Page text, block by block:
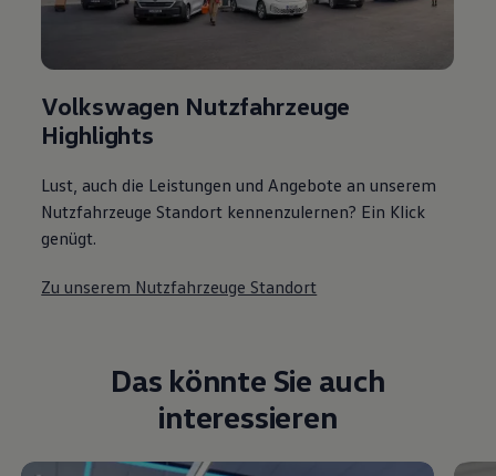
Volkswagen Nutzfahrzeuge
Highlights
Lust, auch die Leistungen und Angebote an unserem
Nutzfahrzeuge Standort kennenzulernen? Ein Klick
genügt.
Zu unserem Nutzfahrzeuge Standort
Das könnte Sie auch
interessieren